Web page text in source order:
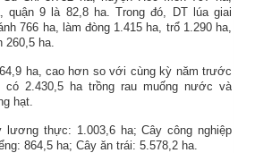
quận 9 là 82,8 ha. Trong đó, DT lúa giai
766 ha, làm đòng 1.415 ha, trổ 1.290 ha,
ha.
ha, cao hơn so với cùng kỳ năm trước
có 2.430,5 ha trồng rau muống nước và
hạt.
lương thực: 1.003,6 ha; Cây công nghiệp
864,5 ha; Cây ăn trái: 5.578,2 ha.